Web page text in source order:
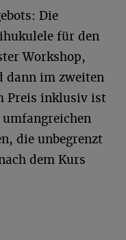
Die
für den
Workshop,
dann im zweiten
Preis inklusiv ist
die unbegrenzt
dem Kurs